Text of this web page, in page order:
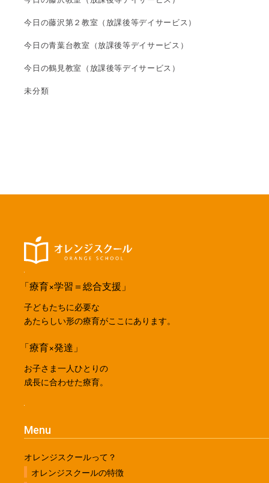
今日の藤沢第２教室（放課後等デイサービス）
今日の青葉台教室（放課後等デイサービス）
今日の鶴見教室（放課後等デイサービス）
未分類
「療育×学習＝総合支援」
子どもたちに必要な
あたらしい形の療育がここにあります。
「療育×発達」
お子さま一人ひとりの
成長に合わせた療育。
Menu
オレンジスクールって？
オレンジスクールの特徴